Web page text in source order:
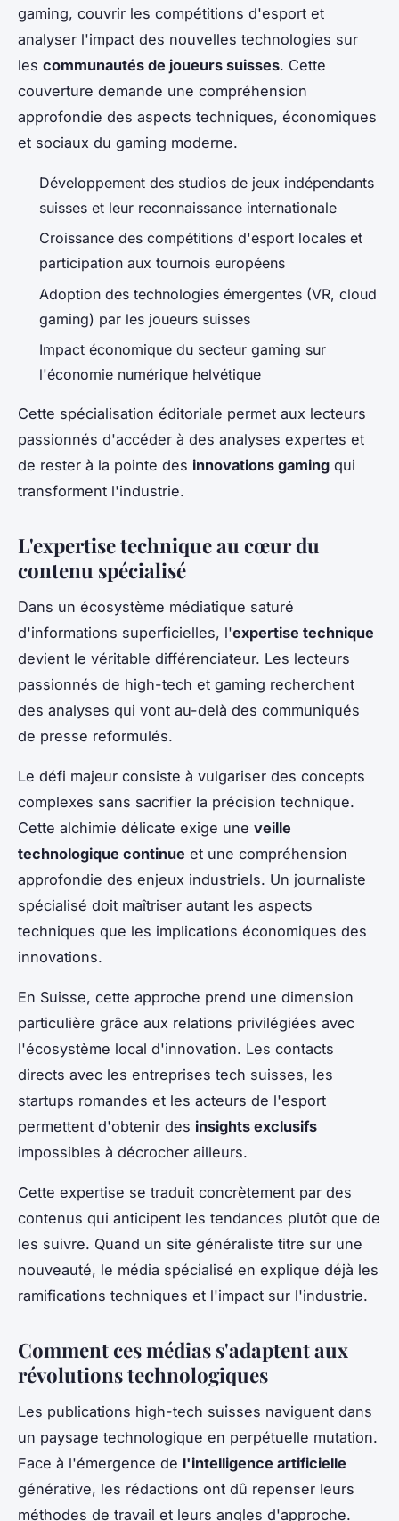
gaming, couvrir les compétitions d'esport et
analyser l'impact des nouvelles technologies sur
les communautés de joueurs suisses. Cette
couverture demande une compréhension
approfondie des aspects techniques, économiques
et sociaux du gaming moderne.
Développement des studios de jeux indépendants
suisses et leur reconnaissance internationale
Croissance des compétitions d'esport locales et
participation aux tournois européens
Adoption des technologies émergentes (VR, cloud
gaming) par les joueurs suisses
Impact économique du secteur gaming sur
l'économie numérique helvétique
Cette spécialisation éditoriale permet aux lecteurs
passionnés d'accéder à des analyses expertes et
de rester à la pointe des innovations gaming qui
transforment l'industrie.
L'expertise technique au cœur du
contenu spécialisé
Dans un écosystème médiatique saturé
d'informations superficielles, l'expertise technique
devient le véritable différenciateur. Les lecteurs
passionnés de high-tech et gaming recherchent
des analyses qui vont au-delà des communiqués
de presse reformulés.
Le défi majeur consiste à vulgariser des concepts
complexes sans sacrifier la précision technique.
Cette alchimie délicate exige une veille
technologique continue et une compréhension
approfondie des enjeux industriels. Un journaliste
spécialisé doit maîtriser autant les aspects
techniques que les implications économiques des
innovations.
En Suisse, cette approche prend une dimension
particulière grâce aux relations privilégiées avec
l'écosystème local d'innovation. Les contacts
directs avec les entreprises tech suisses, les
startups romandes et les acteurs de l'esport
permettent d'obtenir des insights exclusifs
impossibles à décrocher ailleurs.
Cette expertise se traduit concrètement par des
contenus qui anticipent les tendances plutôt que de
les suivre. Quand un site généraliste titre sur une
nouveauté, le média spécialisé en explique déjà les
ramifications techniques et l'impact sur l'industrie.
Comment ces médias s'adaptent aux
révolutions technologiques
Les publications high-tech suisses naviguent dans
un paysage technologique en perpétuelle mutation.
Face à l'émergence de l'intelligence artificielle
générative, les rédactions ont dû repenser leurs
méthodes de travail et leurs angles d'approche.